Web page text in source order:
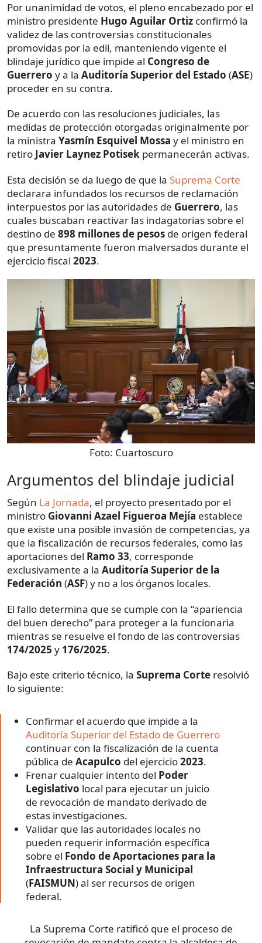
Por unanimidad de votos, el pleno encabezado por el
ministro presidente Hugo Aguilar Ortiz confirmó la
validez de las controversias constitucionales
promovidas por la edil, manteniendo vigente el
blindaje jurídico que impide al Congreso de
Guerrero y a la Auditoría Superior del Estado (ASE)
proceder en su contra.
De acuerdo con las resoluciones judiciales, las
medidas de protección otorgadas originalmente por
la ministra Yasmín Esquivel Mossa y el ministro en
retiro Javier Laynez Potisek permanecerán activas.
Esta decisión se da luego de que la Suprema Corte
declarara infundados los recursos de reclamación
interpuestos por las autoridades de Guerrero, las
cuales buscaban reactivar las indagatorias sobre el
destino de 898 millones de pesos de origen federal
que presuntamente fueron malversados durante el
ejercicio fiscal 2023.
Foto: Cuartoscuro
Argumentos del blindaje judicial
Según La Jornada, el proyecto presentado por el
ministro Giovanni Azael Figueroa Mejía establece
que existe una posible invasión de competencias, ya
que la fiscalización de recursos federales, como las
aportaciones del Ramo 33, corresponde
exclusivamente a la Auditoría Superior de la
Federación (ASF) y no a los órganos locales.
El fallo determina que se cumple con la “apariencia
del buen derecho” para proteger a la funcionaria
mientras se resuelve el fondo de las controversias
174/2025 y 176/2025.
Bajo este criterio técnico, la Suprema Corte resolvió
lo siguiente:
Confirmar el acuerdo que impide a la
Auditoría Superior del Estado de Guerrero
continuar con la fiscalización de la cuenta
pública de Acapulco del ejercicio2023.
Frenar cualquier intento del Poder
Legislativo local para ejecutar un juicio
de revocación de mandato derivado de
estas investigaciones.
Validar que las autoridades locales no
pueden requerir información específica
sobre el Fondo de Aportaciones para la
Infraestructura Social y Municipal
(FAISMUN) al ser recursos de origen
federal.
La Suprema Corte ratificó que el proceso de